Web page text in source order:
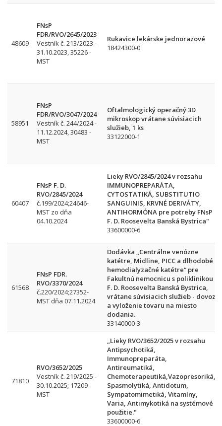
48609
FNsP
FDR/RVO/2645/2023
Vestník č. 213/2023 -
31.10.2023, 35226 -
MST
Rukavice lekárske jednorazové
18424300-0
58951
FNsP
FDR/RVO/3047/2024
Vestník č. 244/2024 -
11.12.2024, 30483 -
MST
Oftalmologický operačný 3D
mikroskop vrátane súvisiacich
služieb, 1 ks
33122000-1
60407
FNsP F. D.
RVO/2845/2024
č.199/2024;24646-
MST zo dňa
04.10.2024
Lieky RVO/2845/2024 v rozsahu
IMMUNOPREPARÁTA,
CYTOSTATIKÁ, SUBSTITUTIO
SANGUINIS, KRVNÉ DERIVÁTY,
ANTIHORMÓNA pre potreby FNsP
F. D. Roosevelta Banská Bystrica"
33600000-6
61568
FNsP FDR.
RVO/3370/2024
č.220/2024;27352-
MST dňa 07.11.2024
Dodávka „Centrálne venózne
katétre, Midline, PICC a dlhodobé
hemodialyzačné katétre“ pre
Fakultnú nemocnicu s poliklinikou
F. D. Roosevelta Banská Bystrica,
vrátane súvisiacich služieb - dovoz
a vyloženie tovaru na miesto
dodania.
33140000-3
71810
RVO/3652/2025
Vestník č. 219/2025 -
30.10.2025; 17209 -
MST
„Lieky RVO/3652/2025 v rozsahu
Antipsychotiká,
Immunopreparáta,
Antireumatiká,
Chemoterapeutiká,Vazopresoriká,
Spasmolytiká, Antidotum,
Sympatomimetiká, Vitamíny,
Varia, Antimykotiká na systémové
použitie."
33600000-6